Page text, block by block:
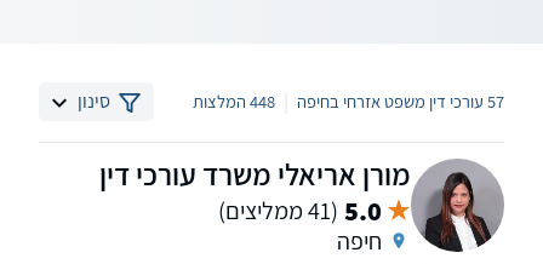
57 עורכי דין משפט אזרחי בחיפה 448 המלצות סינון
מורן אריאלי משרד עורכי דין
5.0 (41 ממליצים)
חיפה